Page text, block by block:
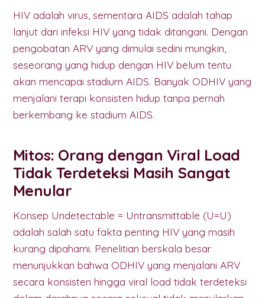
HIV adalah virus, sementara AIDS adalah tahap
lanjut dari infeksi HIV yang tidak ditangani. Dengan
pengobatan ARV yang dimulai sedini mungkin,
seseorang yang hidup dengan HIV belum tentu
akan mencapai stadium AIDS. Banyak ODHIV yang
menjalani terapi konsisten hidup tanpa pernah
berkembang ke stadium AIDS.
Mitos: Orang dengan Viral Load
Tidak Terdeteksi Masih Sangat
Menular
Konsep Undetectable = Untransmittable (U=U)
adalah salah satu fakta penting HIV yang masih
kurang dipahami. Penelitian berskala besar
menunjukkan bahwa ODHIV yang menjalani ARV
secara konsisten hingga viral load tidak terdeteksi